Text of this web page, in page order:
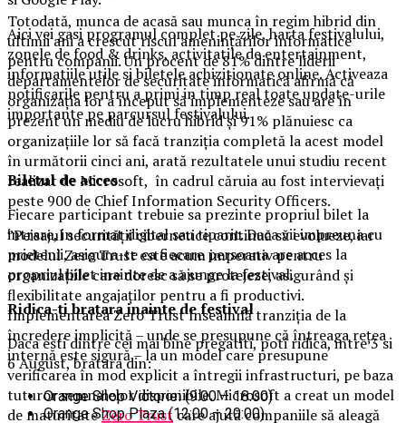
Totodată, munca de acasă sau munca în regim hibrid din
ultimii ani a crescut riscul amenințărilor informatice
pentru companii. Un procent de 81% dintre liderii
departamentelor de securitate informatică afirmă că
organizația lor a început să implementeze sau are în
prezent un mediu de lucru hibrid și 91% plănuiesc ca
organizațiile lor să facă tranziția completă la acest model
în următorii cinci ani, arată rezultatele unui studiu recent
realizat de Microsoft, în cadrul căruia au fost intervievați
peste 900 de Chief Information Security Officers.
”Peisajul securității cibernetice continuă să evolueze, iar
modelul Zero Trust este acum imperativ pentru
organizațiile care doresc să se protejeze, asigurând și
flexibilitate angajaților pentru a fi productivi.
Implementarea Zero Trust înseamnă tranziția de la
încredere implicită – unde se presupune că întreaga rețea
internă este sigură – la un model care presupune
verificarea în mod explicit a întregii infrastructuri, pe baza
tuturor semnalelor disponibile. Microsoft a creat un model
de maturitateZero Trustcare ajută companiile să aleagă
Aici vei gasi programul complet pe zile, harta festivalului,
zonele de food & drinks, activitatile de entertainment,
informatiile utile si biletele achizitionate online. Activeaza
notificarile pentru a primi in timp real toate update-urile
importante pe parcursul festivalului.
Biletul de acces
Fiecare participant trebuie sa prezinte propriul bilet la
intrare, in format digital sau tiparit. Daca vii impreuna cu
prietenii, asigura-te ca fiecare persoana are acces la
propriul bilet inainte de a ajunge la festival.
Ridica-ti bratarainainte de festival
Daca esti dintre cei mai bine pregatiti, poti ridica, intre 3 si
6 August, bratara din:
Orange Shop Victoriei (9:00 – 18:00)
Orange Shop Plaza (12:00 – 20:00)